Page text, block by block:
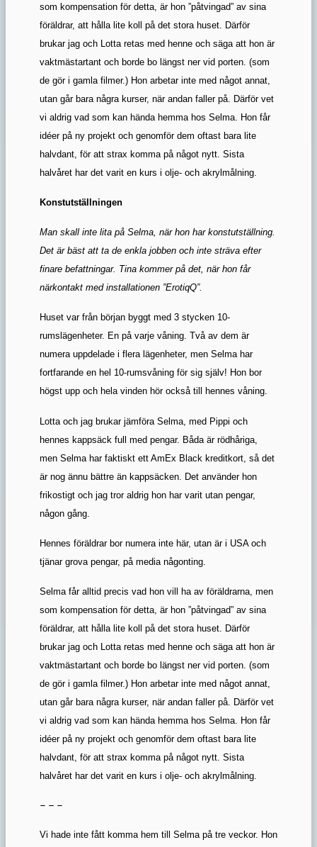
som kompensation för detta, är hon ”påtvingad” av sina
föräldrar, att hålla lite koll på det stora huset. Därför
brukar jag och Lotta retas med henne och säga att hon är
vaktmästartant och borde bo längst ner vid porten. (som
de gör i gamla filmer.) Hon arbetar inte med något annat,
utan går bara några kurser, när andan faller på. Därför vet
vi aldrig vad som kan hända hemma hos Selma. Hon får
idéer på ny projekt och genomför dem oftast bara lite
halvdant, för att strax komma på något nytt. Sista
halvåret har det varit en kurs i olje- och akrylmålning.
Konstutställningen
Man skall inte lita på Selma, när hon har konstutställning.
Det är bäst att ta de enkla jobben och inte sträva efter
finare befattningar. Tina kommer på det, när hon får
närkontakt med installationen ”ErotiqQ”.
Huset var från början byggt med 3 stycken 10-
rumslägenheter. En på varje våning. Två av dem är
numera uppdelade i flera lägenheter, men Selma har
fortfarande en hel 10-rumsvåning för sig själv! Hon bor
högst upp och hela vinden hör också till hennes våning.
Lotta och jag brukar jämföra Selma, med Pippi och
hennes kappsäck full med pengar. Båda är rödhåriga,
men Selma har faktiskt ett AmEx Black kreditkort, så det
är nog ännu bättre än kappsäcken. Det använder hon
frikostigt och jag tror aldrig hon har varit utan pengar,
någon gång.
Hennes föräldrar bor numera inte här, utan är i USA och
tjänar grova pengar, på media någonting.
Selma får alltid precis vad hon vill ha av föräldrarna, men
som kompensation för detta, är hon ”påtvingad” av sina
föräldrar, att hålla lite koll på det stora huset. Därför
brukar jag och Lotta retas med henne och säga att hon är
vaktmästartant och borde bo längst ner vid porten. (som
de gör i gamla filmer.) Hon arbetar inte med något annat,
utan går bara några kurser, när andan faller på. Därför vet
vi aldrig vad som kan hända hemma hos Selma. Hon får
idéer på ny projekt och genomför dem oftast bara lite
halvdant, för att strax komma på något nytt. Sista
halvåret har det varit en kurs i olje- och akrylmålning.
– – –
Vi hade inte fått komma hem till Selma på tre veckor. Hon